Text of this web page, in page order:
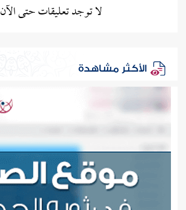
لا توجد تعليقات حتى الآن
الأكثر مشاهدة